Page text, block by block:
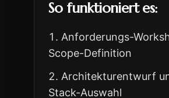
So funktioniert es:
Anforderungs-
Scope-Definition
Architekturentwurf
Stack-Auswahl